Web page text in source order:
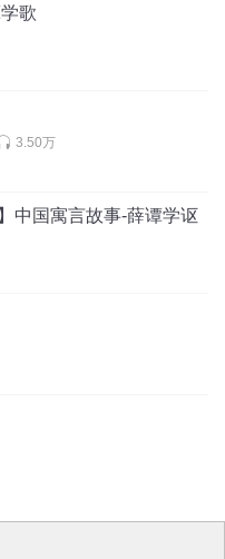
歌
3.50万
中国寓言故事-薛谭学讴